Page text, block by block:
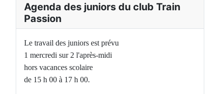
Agenda des juniors du club Train
Passion
Le travail des juniors est prévu
1 mercredi sur 2 l'après-midi
hors vacances scolaire
de 15 h 00 à 17 h 00.